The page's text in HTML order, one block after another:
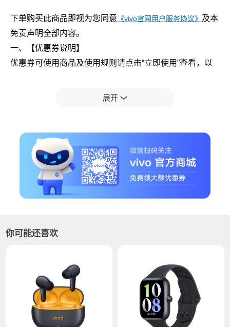
下单购买此商品即视为您同意 《vivo官网用户服务协议》 及本
免责声明全部内容。
一、【优惠券说明】
优惠券可使用商品及使用规则请点击“立即使用”查看，以
1、同一用户72小时内在vivo官网购买手机或其他商品超过
限定数量（限购数量以具体商品下单界面提示为准）；
2、同一用户多次下单不支付，占用库存、批量拒收、恶
意退货等，影响vivo官网正常销售秩序；
3、非正常流程产生订单，包括但不限于违规参与限购活
4、购机后7天以上未激活或存在异地激活行为；
视为同一用户，公司团购用户可联系客服咨询。
若发生上述行为，vivo官网有权单方面取消未出库、未签
收的订单；针对批量地址聚集订单可延后发货或关闭订
单，并取消发货超时赔付；限制其所有账号行为，必要时
展开
你可能还喜欢